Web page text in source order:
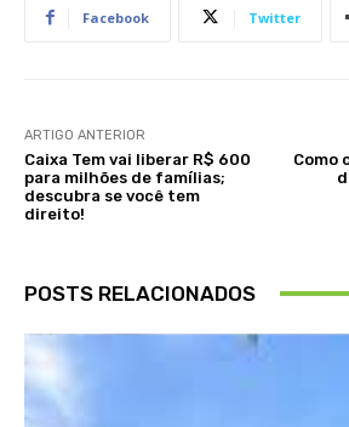
Facebook Twitter
ARTIGO ANTERIOR
Caixa Tem vai liberar R$ 600
para milhões de famílias;
descubra se você tem
direito!
Como
POSTS RELACIONADOS